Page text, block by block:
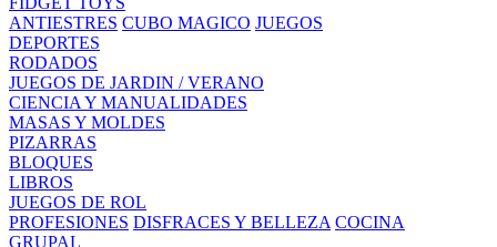
ANTIESTRES CUBO MAGICO JUEGOS
DEPORTES
RODADOS
JUEGOS DE JARDIN / VERANO
CIENCIA Y MANUALIDADES
MASAS Y MOLDES
PIZARRAS
BLOQUES
LIBROS
JUEGOS DE ROL
PROFESIONES DISFRACES Y BELLEZA COCINA
GRUPAL